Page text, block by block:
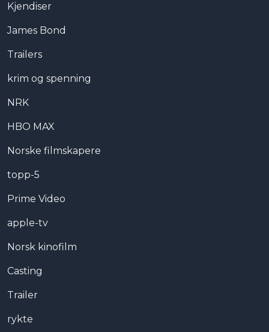
Kjendiser
James Bond
Trailers
krim og spenning
NRK
HBO MAX
Norske filmskapere
topp-5
Prime Video
apple-tv
Norsk kinofilm
Casting
Trailer
rykte